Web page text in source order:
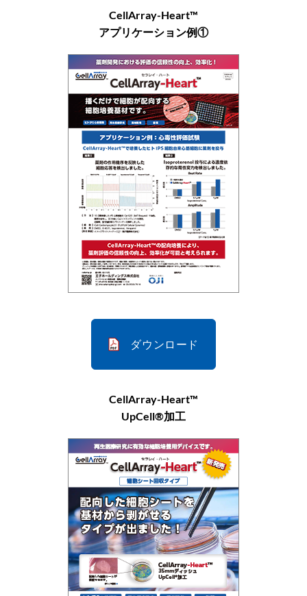
CellArray-Heart™
アプリケーション例①
ダウンロード
CellArray-Heart™
UpCell®加工